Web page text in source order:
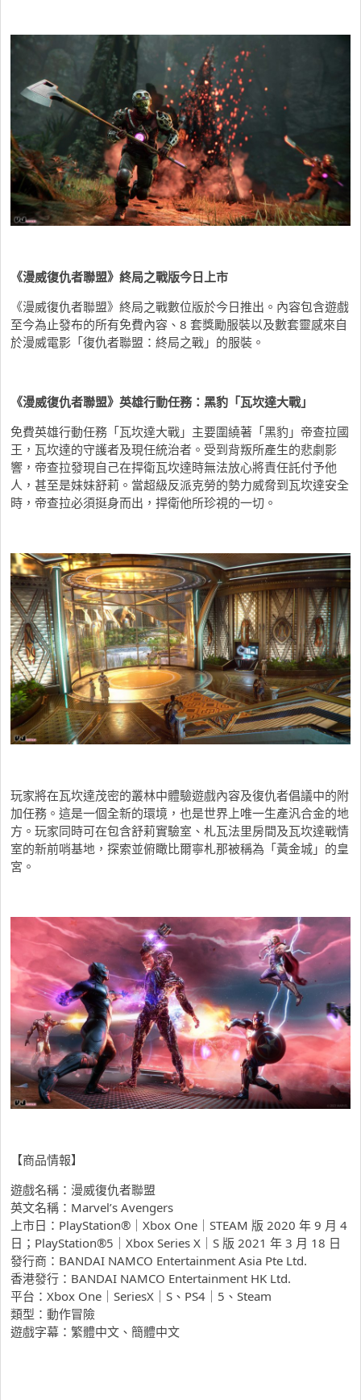
《漫威復仇者聯盟》終局之戰版今日上市
《漫威復仇者聯盟》終局之戰數位版於今日推出。內容包含遊戲
至今為止發布的所有免費內容、8 套獎勵服裝以及數套靈感來自
於漫威電影「復仇者聯盟：終局之戰」的服裝。
《漫威復仇者聯盟》英雄行動任務：黑豹「瓦坎達大戰」
免費英雄行動任務「瓦坎達大戰」主要圍繞著「黑豹」帝查拉國
王，瓦坎達的守護者及現任統治者。受到背叛所產生的悲劇影
響，帝查拉發現自己在捍衛瓦坎達時無法放心將責任託付予他
人，甚至是妹妹舒莉。當超級反派克勞的勢力威脅到瓦坎達安全
時，帝查拉必須挺身而出，捍衛他所珍視的一切。
玩家將在瓦坎達茂密的叢林中體驗遊戲內容及復仇者倡議中的附
加任務。這是一個全新的環境，也是世界上唯一生產汎合金的地
方。玩家同時可在包含舒莉實驗室、札瓦法里房間及瓦坎達戰情
室的新前哨基地，探索並俯瞰比爾寧札那被稱為「黃金城」的皇
宮。
【商品情報】
遊戲名稱：漫威復仇者聯盟
英文名稱：Marvel’s Avengers
上市日：PlayStation®｜Xbox One｜STEAM 版 2020 年 9 月 4
日；PlayStation®5｜Xbox Series X｜S 版 2021 年 3 月 18 日
發行商：BANDAI NAMCO Entertainment Asia Pte Ltd.
香港發行：BANDAI NAMCO Entertainment HK Ltd.
平台：Xbox One｜SeriesX｜S、PS4｜5、Steam
類型：動作冒險
遊戲字幕：繁體中文、簡體中文